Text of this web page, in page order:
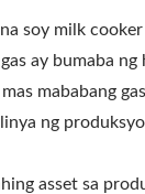
soy milk
ay bumaba
mababang
ng
asset sa